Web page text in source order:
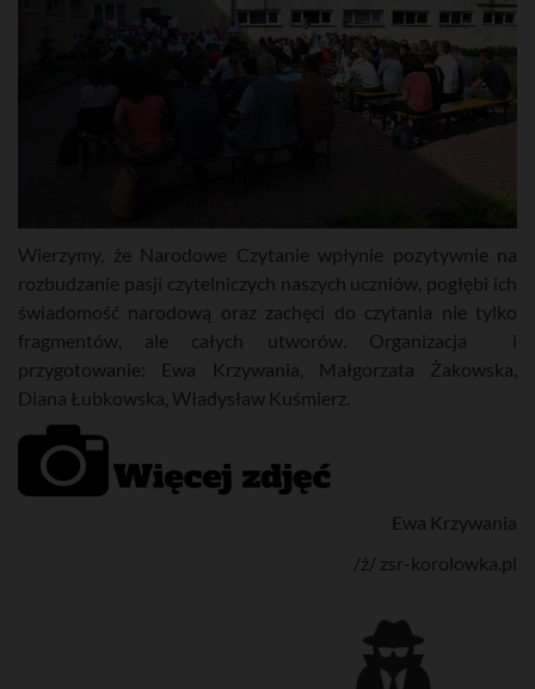
Wierzymy, że Narodowe Czytanie wpłynie pozytywnie na
rozbudzanie pasji czytelniczych naszych uczniów, pogłębi ich
świadomość narodową oraz zachęci do czytania nie tylko
fragmentów, ale całych utworów. Organizacja i
przygotowanie: Ewa Krzywania, Małgorzata Żakowska,
Diana Łubkowska, Władysław Kuśmierz.
Ewa Krzywania
/ź/ zsr-korolowka.pl